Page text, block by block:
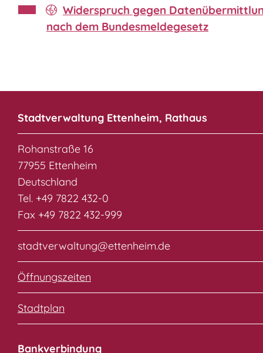
Widerspruch gegen
nach dem Bundesmeldegesetz
Stadtverwaltung Ettenheim, Rathaus
Rohanstraße 16
77955 Ettenheim
Deutschland
Tel. +49 7822 432-0
Fax +49 7822 432-999
stadtverwaltung@ettenheim.de
Öffnungszeiten
Stadtplan
Bankverbindung